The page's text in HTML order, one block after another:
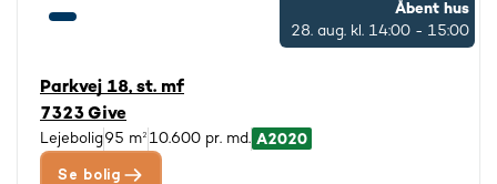
Åbent hus
28. aug. kl. 14:00 - 15:00
Parkvej 18, st. mf
7323 Give
Lejebolig95 m² 10.600 pr. md.
Se bolig